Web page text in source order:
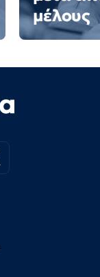
μέλους